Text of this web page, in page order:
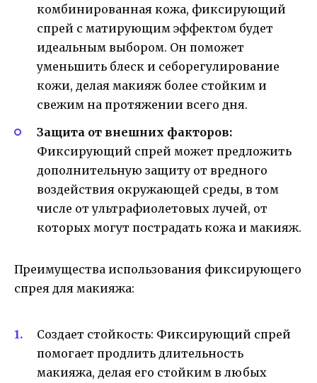
комбинированная кожа, фиксирующий
спрей с матирующим эффектом будет
идеальным выбором. Он поможет
уменьшить блеск и себорегулирование
кожи, делая макияж более стойким и
свежим на протяжении всего дня.
Защита от внешних факторов:
Фиксирующий спрей может предложить
дополнительную защиту от вредного
воздействия окружающей среды, в том
числе от ультрафиолетовых лучей, от
которых могут пострадать кожа и макияж.
Преимущества использования фиксирующего
спрея для макияжа:
Создает стойкость: Фиксирующий спрей
помогает продлить длительность
макияжа, делая его стойким в любых